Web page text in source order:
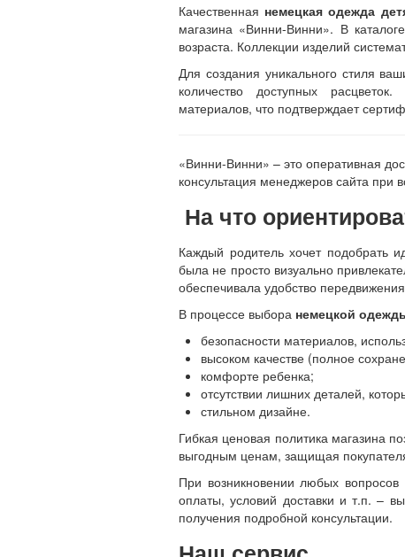
Качественная немецкая одежда
магазина «Винни-Винни». В
возраста. Коллекции изделий
Для создания уникального стиля
количество доступных
материалов, что подтверждает
«Винни-Винни» – это оперативная
консультация менеджеров сайта при
На что
Каждый родитель хочет подобрать
была не просто визуально
обеспечивала удобство
В процессе выбора немецкой
безопасности материалов,
высоком качестве (полное
комфорте ребенка;
отсутствии лишних деталей,
стильном дизайне.
Гибкая ценовая политика магазина
выгодным ценам, защищая
При возникновении любых вопросов
оплаты, условий доставки и т.п. –
получения подробной консультации.